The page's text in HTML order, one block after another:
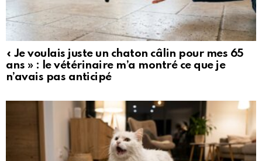
« Je voulais juste un chaton câlin pour mes 65
ans » : le vétérinaire m’a montré ce que je
n’avais pas anticipé